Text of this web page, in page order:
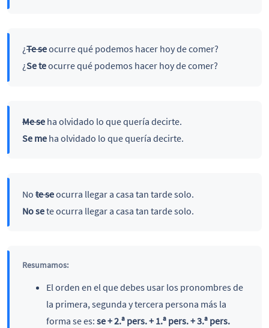
¿Te seocurre qué podemos hacer hoy de comer?
¿Se teocurre qué podemos hacer hoy de comer?
Me seha olvidado lo que quería decirte.
Se meha olvidado lo que quería decirte.
No te seocurra llegar a casa tan tarde solo.
No sete ocurra llegar a casa tan tarde solo.
Resumamos:
El orden en el que debes usar los pronombres de
la primera, segunda y tercera persona más la
forma se es: se + 2.ª pers. + 1.ª pers. + 3.ª pers.